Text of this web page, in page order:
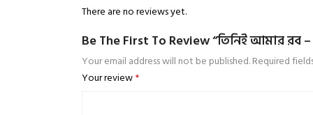
There are no reviews yet.
Be The First To Review “তিনিই আমার রব –
Your email address will not be published.Required
Your review*